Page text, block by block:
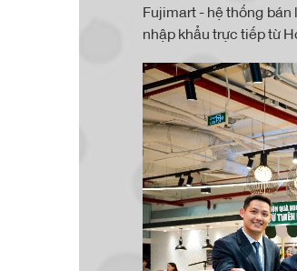
Fujimart - hệ thống
nhập khẩu trực tiếp từ